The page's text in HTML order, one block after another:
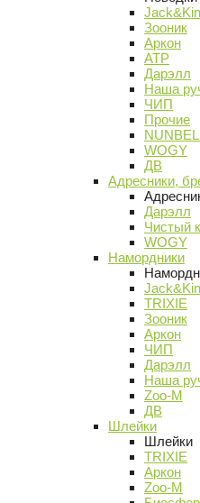
Зооник
Аркон
АТР
Дарэлл
Наша
ЧИП
Прочие
WOGY
ДВ
Адресники,
Дарэлл
Чистый
WOGY
Намордники
TRIXIE
Зооник
Аркон
ЧИП
Дарэлл
Наша
Zoo-M
ДВ
Шлейки
Шлейки
TRIXIE
Аркон
Zoo-M